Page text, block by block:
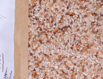
keyboard_arrow_right